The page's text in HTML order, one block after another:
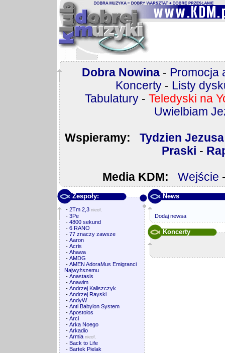
Dobra Nowina- Promocja
Koncerty - Listy
Tabulatury - Teledyski na
Uwielbiam
Wspieramy: Tydzien Jezusa
Praski -
Media KDM: Wejście
Zespoły:
- 2Tm 2,3 nieof.
- 3Pe
- 4800 sekund
- 6 RANO
- 77 znaczy zawsze
- Aaron
- Acris
- Ahawa
- AMDG
- AMEN AdoraMus Emigranci
Najwyższemu
- Anastasis
- Anawim
- Andrzej Kaliszczyk
- Andrzej Rayski
- AndyW
- Anti Babylon System
- Apostolos
- Arci
- Arka Noego
- Arkadio
- Armia nieof.
- Back to Life
- Bartek Pielak
News
Dodaj newsa
Koncerty